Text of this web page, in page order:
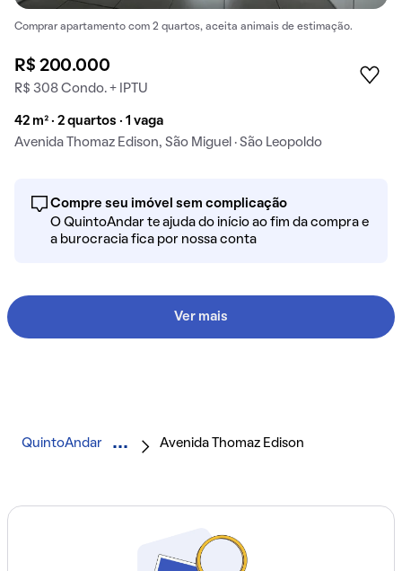
Comprar apartamento com 2 quartos, aceita animais de estimação.
R$ 200.000
R$ 308 Condo. + IPTU
42 m² · 2 quartos · 1 vaga
Avenida Thomaz Edison, São Miguel · São Leopoldo
Compre seu imóvel sem complicação
O QuintoAndar te ajuda do início ao fim da compra e
a burocracia fica por nossa conta
Ver mais
QuintoAndar Avenida Thomaz Edison